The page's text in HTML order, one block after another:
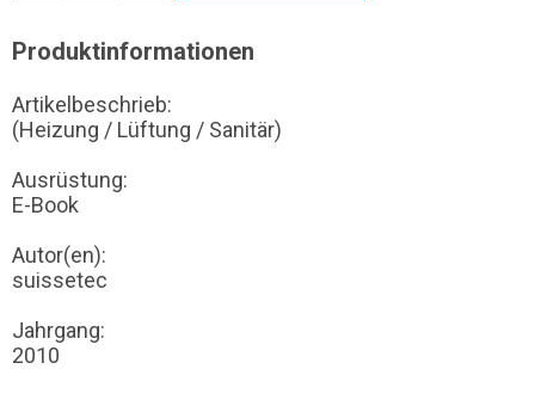
Produktinformationen
Artikelbeschrieb:
(Heizung / Lüftung / Sanitär)
Ausrüstung:
E-Book
Autor(en):
suissetec
Jahrgang:
2010